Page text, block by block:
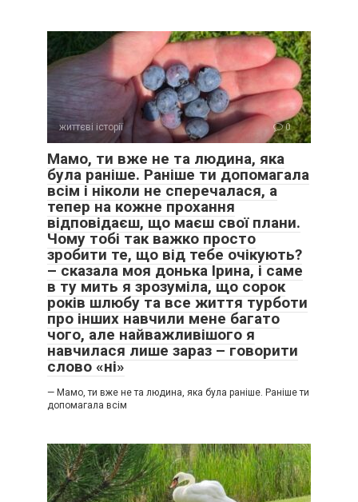
життєві історії 0
Мамо, ти вже не та людина, яка
була раніше. Раніше ти допомагала
всім і ніколи не сперечалася, а
тепер на кожне прохання
відповідаєш, що маєш свої плани.
Чому тобі так важко просто
зробити те, що від тебе очікують?
– сказала моя донька Ірина, і саме
в ту мить я зрозуміла, що сорок
років шлюбу та все життя турботи
про інших навчили мене багато
чого, але найважливішого я
навчилася лише зараз – говорити
слово «ні»
— Мамо, ти вже не та людина, яка була раніше. Раніше ти
допомагала всім